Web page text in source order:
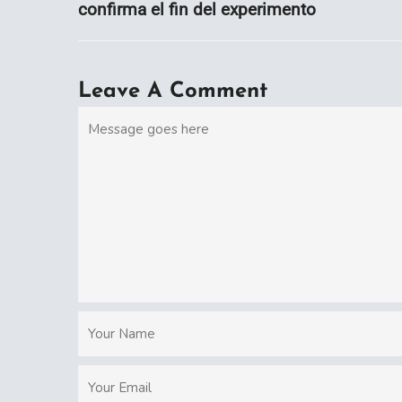
confirma el fin del experimento
Leave A Comment